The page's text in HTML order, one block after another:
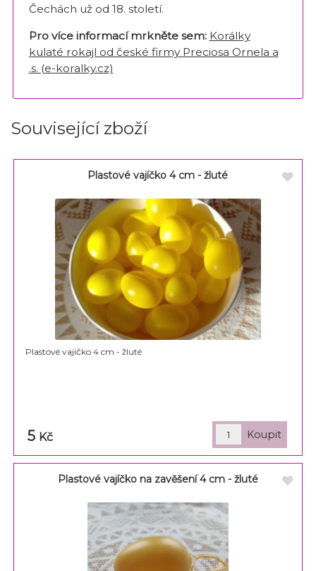
Čechách už od 18. století.
Pro více informací mrkněte sem: Korálky
kulaté rokajl od české firmy Preciosa Ornela a
.s. (e-koralky.cz)
Související zboží
Plastové vajíčko 4 cm - žluté
Plastové vajíčko 4 cm - žluté
5 Kč
Plastové vajíčko na zavěšení 4 cm - žluté